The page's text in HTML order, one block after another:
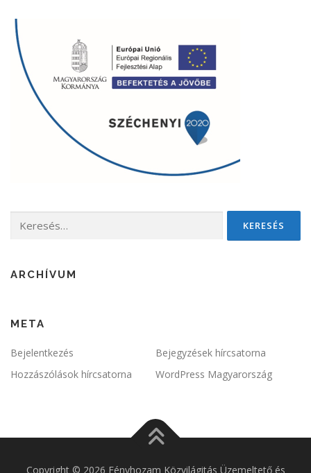
ARCHÍVUM
META
Bejelentkezés
Bejegyzések hírcsatorna
Hozzászólások hírcsatorna
WordPress Magyarország
Copyright © 2026 Fényhozam Közvilágitás Üzemeltető és